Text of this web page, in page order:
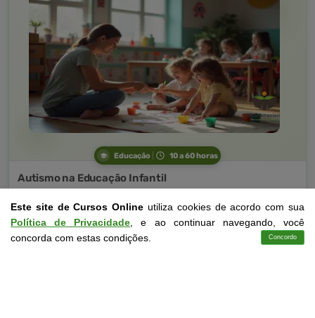
Educação 10 a 60 horas
Autismo na Educação Infantil
Curso Livre
4,0 · Estrelas
Curso
Gratuito
Este site de Cursos Online utiliza cookies de acordo com sua
Política de Privacidade , e ao continuar navegando, você
concorda com estas condições.
Concordo
Contato Cursos Login